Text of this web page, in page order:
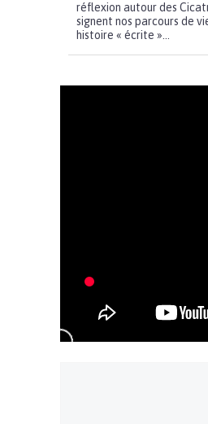
réflexion autour des
signent nos parcours de
histoire « écrite »...